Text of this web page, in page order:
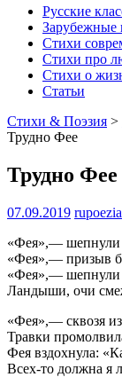
Русские
Зарубежные
Стихи
Стихи про
Стихи о
Статьи
Стихи & Поэзия >
Трудно Фее
Трудно Фее
07.09.2019 rupoezia
«Фея»,— шепнули
«Фея»,— призыв
«Фея»,— шепнули
Ландыши, очи
«Фея»,— сквозя
Травки
Фея вздохнула:
Всех-то должна я